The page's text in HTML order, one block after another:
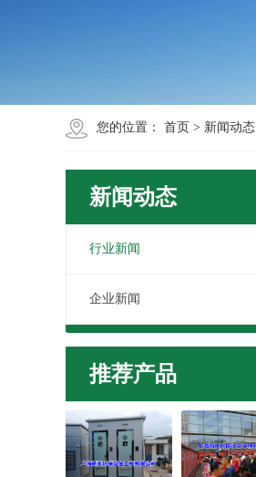
您的位置： 首页 > 新闻动态
新闻动态
行业新闻
企业新闻
推荐产品